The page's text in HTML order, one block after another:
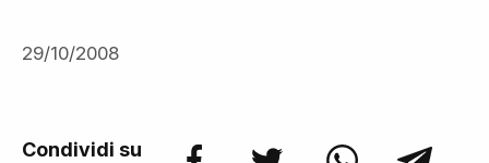
29/10/2008
Condividi su